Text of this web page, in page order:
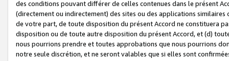
des conditions pouvant différer de celles contenues dans le présent
(directement ou indirectement) des sites ou des applications
de votre part, de toute disposition du présent Accord ne constituera
disposition ou de toute autre disposition du présent Accord, et (d)
nous pourrions prendre et toutes approbations que nous pourrions
notre seule discrétion, et ne seront valables que si elles sont